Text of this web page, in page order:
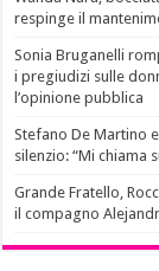
respinge il
Sonia Bruganelli
i pregiudizi sulle
l’opinione pubblica
Stefano De Martino
silenzio: “Mi chiama
Grande Fratello,
il compagno